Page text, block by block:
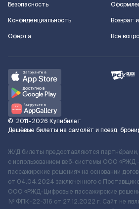
Безопасность
Конфиденциальность
Оферта
Возврат
Все
© 2011–2026 Купибилет
Дешёвые билеты на самолёт и поезд,
Ж/Д билеты предоставляются партнёрами,
с использованием веб-системы ООО «РЖД
пассажирские решения» на основании
от 04.04.2024 заключенного с
ООО «РЖД-Цифровые пассажирские
№ ФПК-22-316 от 27.12.2022 г. Сайт не